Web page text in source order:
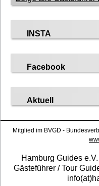
INSTA
Facebook
Aktuell
Mitglied im BVGD -
Hamburg Guides
Gästeführer / Tour